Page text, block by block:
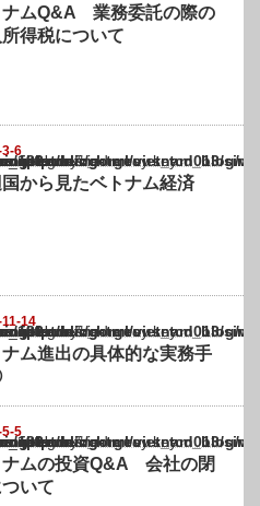
ナムQ&A 業務委託の際の
得税について
6
array key "show_category" in
kuno-cpa.co.jp/public_html/vietnam_blog/wp-content/themes/
183
国から見たベトナム経済
14
array key "show_category" in
kuno-cpa.co.jp/public_html/vietnam_blog/wp-content/themes/
183
ム進出の具体的な実務手
5
array key "show_category" in
kuno-cpa.co.jp/public_html/vietnam_blog/wp-content/themes/
183
ナムの投資Q&A 会社の閉
いて